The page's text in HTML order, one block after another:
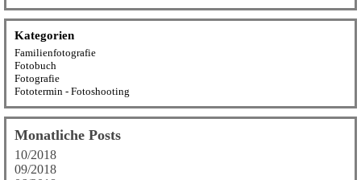
Kategorien
Familienfotografie
Fotobuch
Fotografie
Fototermin - Fotoshooting
Monatliche Posts
10/2018
09/2018